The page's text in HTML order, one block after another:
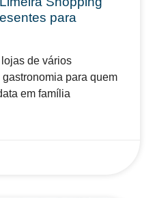
para
de vários
para quem
em família